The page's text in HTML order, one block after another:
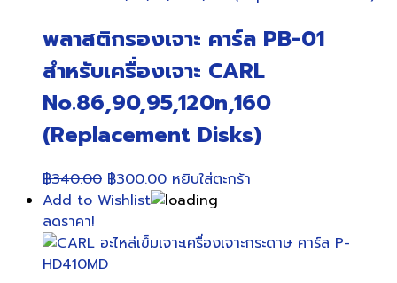
พลาสติกรองเจาะ คาร์ล PB-01
สำหรับเครื่องเจาะ CARL
No.86,90,95,120n,160
(Replacement Disks)
฿340.00 Original
price
฿340.00.
฿300.00Current
price
฿300.00.
หยิบใส่ตะกร้า
Add to Wishlist
ลดราคา!